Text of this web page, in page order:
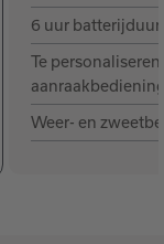
6 uur batterijduur
Te personaliseren
Weer- en